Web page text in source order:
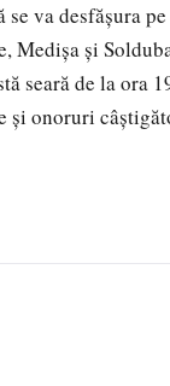
va desfăşura
Medişa şi
seară de la ora
şi onoruri